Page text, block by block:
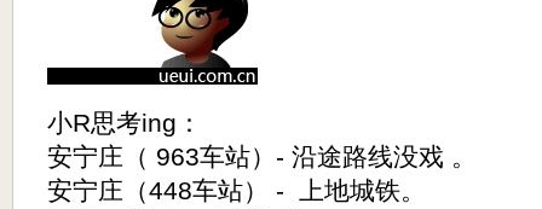
小R思考ing：
安宁庄（ 963车站）- 沿途路线没戏 。
安宁庄（448车站） - 上地城铁。